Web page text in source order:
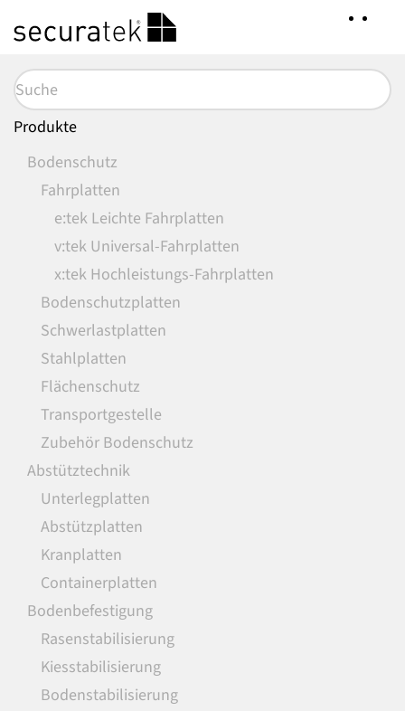
Hauptinhalt
springen
Produkte
Bodenschutz
Fahrplatten
e:tek Leichte Fahrplatten
v:tek Universal-Fahrplatten
x:tek Hochleistungs-Fahrplatten
Bodenschutzplatten
Schwerlastplatten
Stahlplatten
Flächenschutz
Transportgestelle
Zubehör Bodenschutz
Abstütztechnik
Unterlegplatten
Abstützplatten
Kranplatten
Containerplatten
Bodenbefestigung
Rasenstabilisierung
Kiesstabilisierung
Bodenstabilisierung